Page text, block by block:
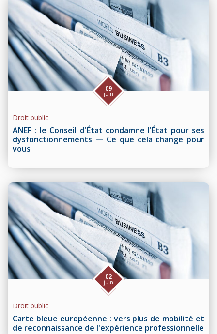
ANEF : le Conseil d'État condamne l'État pour ses
dysfonctionnements — Ce que cela change pour
vous
09
juin
Droit public
Carte bleue européenne : vers plus de mobilité et
de reconnaissance de l'expérience professionnelle
02
juin
Droit public